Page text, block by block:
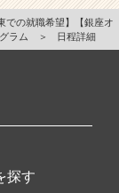
での就職希望】【銀座オ
ラム
＞ 日程詳細
探す